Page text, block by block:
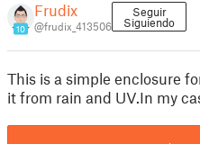
10
Frudix
@frudix_413506
Seguir
Siguiendo
This is a simple enclosure
it from rain and UV.In my